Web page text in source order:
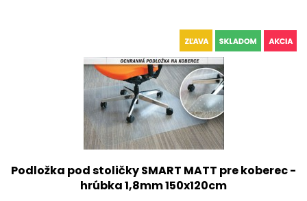
Podložka pod stoličky SMART MATT pre koberec -
hrúbka 1,8mm 150x120cm